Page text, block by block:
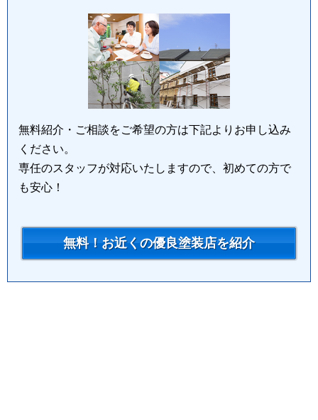
無料紹介・ご相談をご希望の方は下記よりお申し込み
ください。
専任のスタッフが対応いたしますので、初めての方で
も安心！
無料！お近くの優良塗装店を紹介